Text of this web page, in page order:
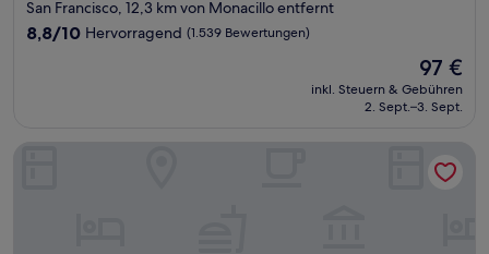
Unterkunft
San Francisco, 12,3 km von Monacillo entfernt
8.8
8,8/10 Hervorragend (1.539 Bewertungen)
Der
Preis
beträgt
97 €
inkl. Steuern & Gebühren
2. Sept.–3. Sept.
The Village Inn Hotel